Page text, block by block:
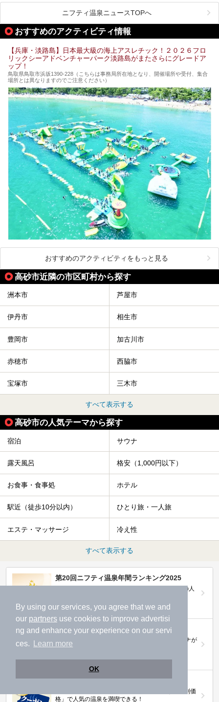
By using our services, you agree that we and
our partners use cookies to improve advertisi
ng and enhance your experience on our servi
ces.
Learn more
OK
有名な「金泉」と「銀泉」に加え、人工のの炭酸泉まで楽し
める、ある意味「最強」ともいえる施設です。
今回は自慢のお湯をメインにその魅力の数々を紹介します！
ニフティ温泉ニュースTOPへ
おすすめのアクティビティ情報
【兵庫・淡路島】日本最大級の海上アスレチック！２０２６フロ
リックシーアドベンチャーパーク淡路島がまたさらにグレードア
ップ！
鳥取県鳥取市浜坂1390‐228（こちらは事務局所在地となり、開催場所や受付、集合
場所とは異なりますのでご注意ください）
おすすめのアクティビティをもっと見る
高砂市近隣の市区町村から探す
洲本市 芦屋市
伊丹市 相生市
豊岡市 加古川市
赤穂市 西脇市
宝塚市 三木市
すべて表示する
高砂市の人気テーマから探す
宿泊 サウナ
露天風呂 格安（1,000円以下）
お食事・食事処 ホテル
駅近（徒歩10分以内） ひとり旅・一人旅
エステ・マッサージ 冷え性
すべて表示する
第20回ニフティ温泉年間ランキング2025
全国約2.2万件の中から頂点に選ばれた、2025年の人
ニフティ温泉 サウナランキング2026
おふろ好きユーザーの投票により、全国No.1サウナが
決定！
ニフティ温泉プレミアムクーポン
ノジマモバイル会員向け 通常よりもお得な「特別価
格」で人気の温泉を満喫できる！